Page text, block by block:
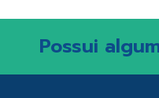
Possui